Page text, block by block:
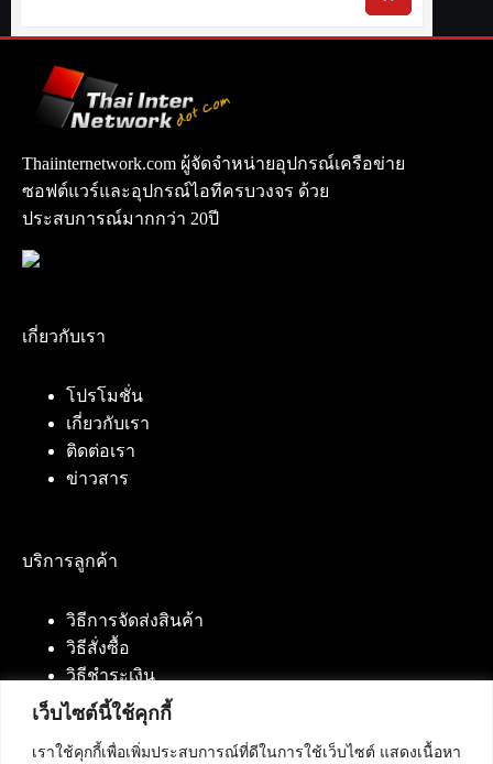
เว็บไซต์นี้ใช้คุกกี้
เราใช้คุกกี้เพื่อเพิ่มประสบการณ์ที่ดีในการใช้เว็บไซต์ แสดงเนื้อหา
Thaiinternetwork.com ผู้จัดจำหน่ายอุปกรณ์เครือข่าย
ซอฟต์แวร์และอุปกรณ์ไอทีครบวงจร ด้วย
ประสบการณ์มากกว่า 20ปี
เกี่ยวกับเรา
โปรโมชั่น
เกี่ยวกับเรา
ติดต่อเรา
ข่าวสาร
บริการลูกค้า
วิธีการจัดส่งสินค้า
วิธีสั่งซื้อ
วิธีชำระเงิน
ติดต่อเรา